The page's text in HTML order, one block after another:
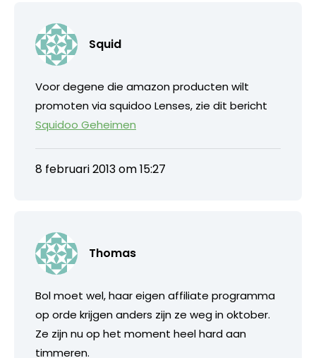
Squid
Voor degene die amazon producten wilt
promoten via squidoo Lenses, zie dit bericht
Squidoo Geheimen
8 februari 2013 om 15:27
Thomas
Bol moet wel, haar eigen affiliate programma
op orde krijgen anders zijn ze weg in oktober.
Ze zijn nu op het moment heel hard aan
timmeren.